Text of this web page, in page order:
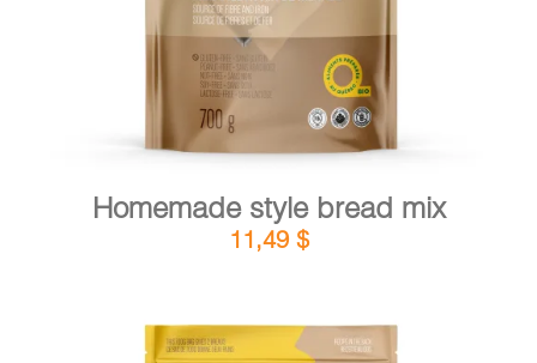
Homemade style bread mix
11,49 $